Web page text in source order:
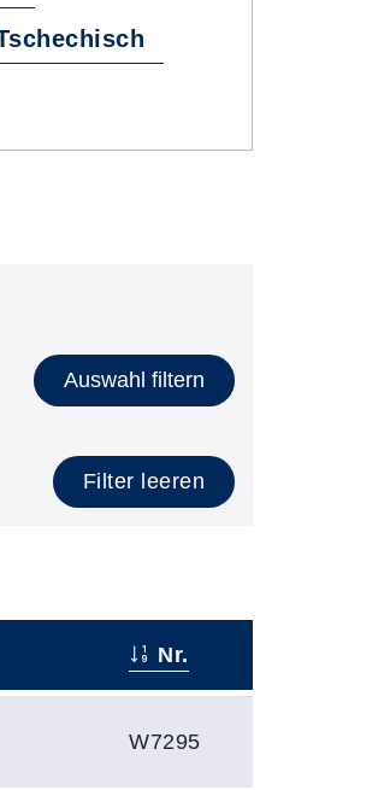
Auswahl filtern
Filter leeren
Nr.
W7295